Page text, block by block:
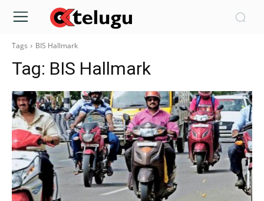
Tags BIS Hallmark
Tag: BIS Hallmark